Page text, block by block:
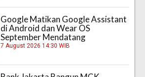
Google Matikan Google Assistant
di Android dan Wear OS
September Mendatang
7 August 2026 14:30 WIB